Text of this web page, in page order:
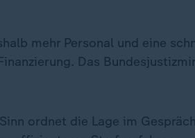
mehr Personal und eine
Das
ordnet die Lage im